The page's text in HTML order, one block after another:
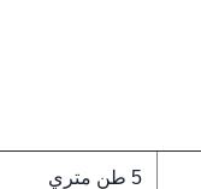
5 طن متري